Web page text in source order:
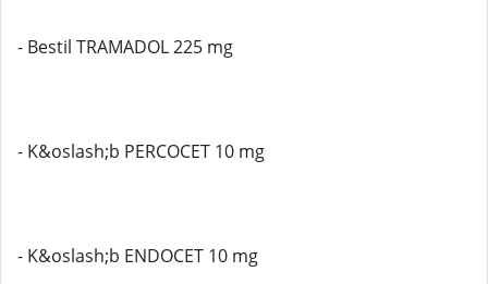
- Bestil TRAMADOL 225 mg
- K&oslash;b PERCOCET 10 mg
- K&oslash;b ENDOCET 10 mg